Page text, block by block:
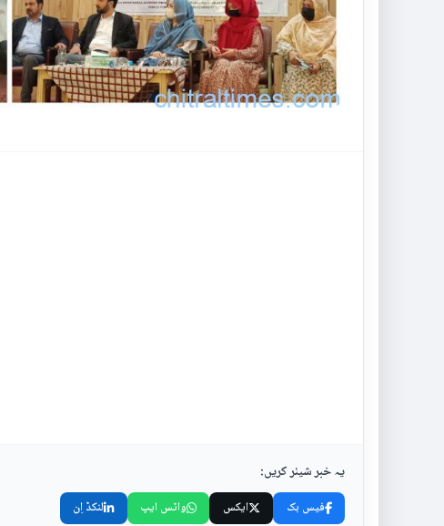
یہ خبر شیئر کریں:
فیس بک ایکس واٹس ایپ لنکڈ اِن